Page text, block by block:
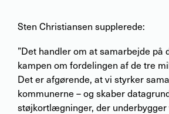
Sten Christiansen supplerede:
”Det handler om at samarbejde på
kampen om fordelingen af de tre
Det er afgørende, at vi styrker
kommunerne – og skaber
støjkortlægninger, der underbygger